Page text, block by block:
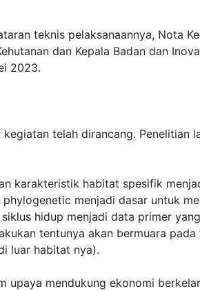
teknis pelaksanaannya, Nota
dan Kepala Badan dan
2023.
telah dirancang. Penelitian
karakteristik habitat spesifik
menjadi dasar untuk
hidup menjadi data primer
tentunya akan bermuara pada
luar habitat nya).
upaya mendukung ekonomi